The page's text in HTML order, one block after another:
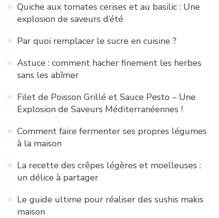
Quiche aux tomates cerises et au basilic : Une
explosion de saveurs d’été
Par quoi remplacer le sucre en cuisine ?
Astuce : comment hacher finement les herbes
sans les abîmer
Filet de Poisson Grillé et Sauce Pesto – Une
Explosion de Saveurs Méditerranéennes !
Comment faire fermenter ses propres légumes
à la maison
La recette des crêpes légères et moelleuses :
un délice à partager
Le guide ultime pour réaliser des sushis makis
maison